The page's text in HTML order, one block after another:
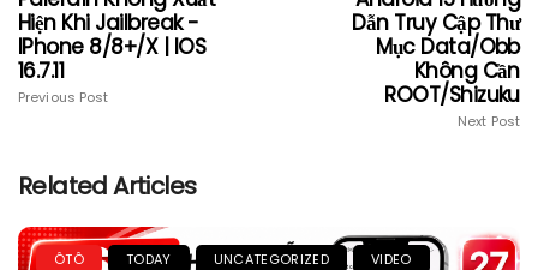
Hiện Khi Jailbreak -
IPhone 8/8+/X | IOS
16.7.11
Previous Post
Dẫn Truy Cập Thư
Mục Data/obb
Không Cần
ROOT/Shizuku
Next Post
Related Articles
ÔTÔ TODAY UNCATEGORIZED VIDEO